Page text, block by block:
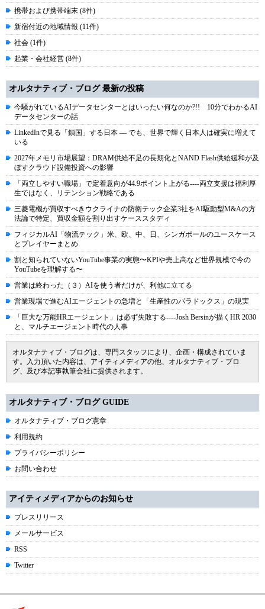
携帯および携帯端末 (8件)
新宿付近の地域情報 (11件)
社会 (1件)
起業・会社経営 (8件)
オルタナティブ・ブログ 最新の投稿
今騒がれているAIデータセンターとはいったい何なのか?!! 10分でわかるAI
データセンターの話
LinkedInで見る「鎖国」する日本 ― でも、世界で輝く日本人は確実に増えて
いる
2027年メモリ市場展望：DRAM供給不足の長期化とNAND Flash供給緩和が及
ぼすクラウド設備投資への影響
「両立しやすい職場」で定着意向が44.9ポイント上がる----両立支援は福利厚
生ではなく、リテンション戦略である
三菱電機が買収すべきウクライナの防衛テック企業3社をAI駆動型M&Aの方
法論で特定、買収金額を割り出すケーススタディ
フィジカルAI「物流テック」米、欧、中、日、シンガポールのユースケース
とプレイヤーまとめ
割と知られていないYouTube事業の実態〜KPIや売上高など世界規模で今の
YouTubeを理解する〜
営業は終わった（３）AIを使う者だけが、利他に立てる
営業現場で進むAIエージェントの急増と「生産性のパラドックス」の現実
「巨大な万能HRエージェント」は必ず失敗する----Josh Bersinが描くHR 2030
と、マルチエージェント時代の人事
オルタナティブ・ブログは、専門スタッフにより、企画・構成されていま
す。入力頂いた内容は、アイティメディアの他、オルタナティブ・ブロ
グ、及び本記事執筆会社に提供されます。
オルタナティブ・ブログ GUIDE
オルタナティブ・ブログ憲章
利用規約
プライバシーポリシー
お問い合わせ
アイティメディアからのお知らせ
プレスリリース
メールサービス
RSS
Twitter